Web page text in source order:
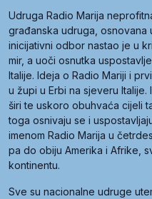
Udruga Radio Marija
građanska udruga, osnovana
inicijativni odbor nastao je u
mir, a uoči osnutka
Italije. Ideja o Radio Mariji i
u župi u Erbi na sjeveru
širi te uskoro obuhvaća cijeli
toga osnivaju se i
imenom Radio Marija u
pa do obiju Amerika i Afrike,
kontinentu.
Sve su nacionalne udruge